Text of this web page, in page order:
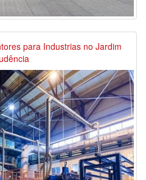
para Industrias no Jardim